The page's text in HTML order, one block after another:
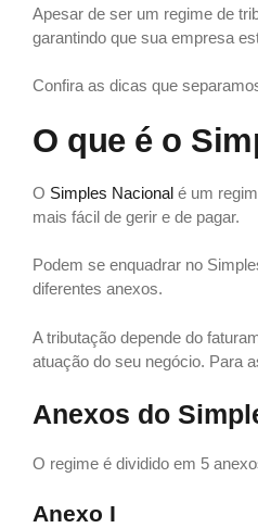
Apesar de ser um regime de
garantindo que sua empresa
Confira as dicas que
O que é o
O Simples Nacional é um
mais fácil de gerir e de pagar.
Podem se enquadrar no
diferentes anexos.
A tributação depende do
atuação do seu negócio. Para
Anexos do
O regime é dividido em 5
Anexo I